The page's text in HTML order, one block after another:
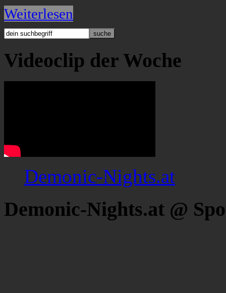
Weiterlesen
Videoclip der Woche
Demonic-Nights.at
Demonic-Nights.at @